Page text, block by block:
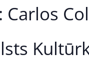
Carlos